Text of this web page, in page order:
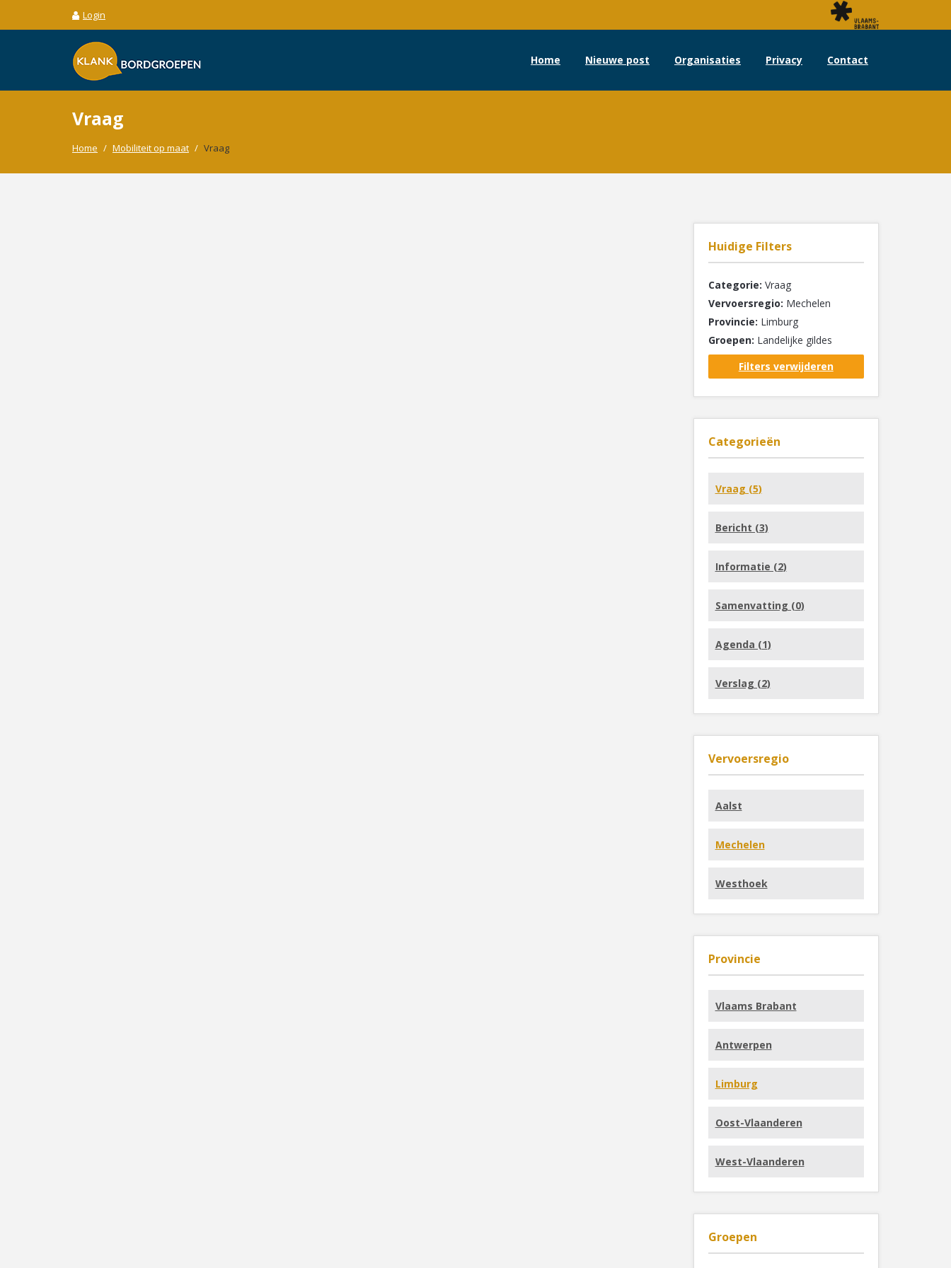
Login
Home Nieuwe post Organisaties Privacy Contact
Vraag
Home / Mobiliteit op maat / Vraag
Huidige Filters
Categorie: Vraag
Vervoersregio: Mechelen
Provincie: Limburg
Groepen: Landelijke gildes
Filters verwijderen
Categorieën
Vraag (5)
Bericht (3)
Informatie (2)
Samenvatting (0)
Agenda (1)
Verslag (2)
Vervoersregio
Aalst
Mechelen
Westhoek
Provincie
Vlaams Brabant
Antwerpen
Limburg
Oost-Vlaanderen
West-Vlaanderen
Groepen